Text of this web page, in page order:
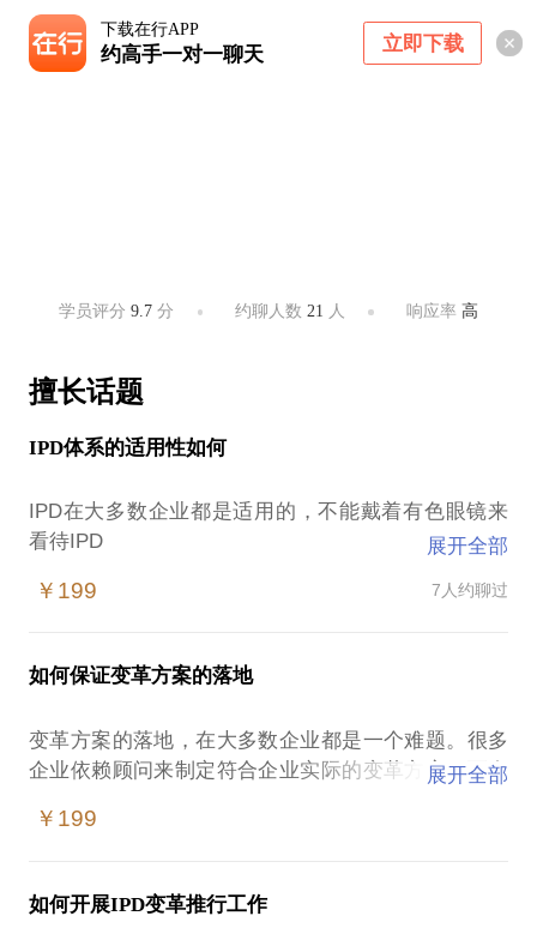
下载在行APP
约高手一对一聊天 立即下载
学员评分9.7 分 约聊人数 21 人 响应率 高
擅长话题
IPD体系的适用性如何
IPD在大多数企业都是适用的，不能戴着有色眼镜来
看待IPD
◼ IPD是业界产品开发众多成功优秀实践的总结
法
◼ IPD并不特别，这种体系在欧美企业广泛应用，只
◼ IPD是通用的，并不存在诸如“太重”、“分工太
细”、“只适合兵团式大规模作战”等特别标签
◼ IPD是产品开发体系的“马克思主义”，诸如华为、三
展开全部
￥199 7人约聊过
如何保证变革方案的落地
变革方案的落地，在大多数企业都是一个难题。很多
企业依赖顾问来制定符合企业实际的变革方案，而自
IBM为华为导入的研发管理IPD体系，其成功是被业界
履”、“先僵化、后优化、再固化”等观点，深入人心。
这也导致很多人认为华为引入的是IBM的研发管理体
展开全部
￥199
如何开展IPD变革推行工作